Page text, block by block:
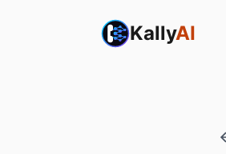
KallyAI